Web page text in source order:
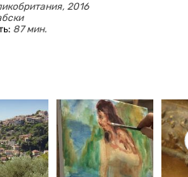
2016
87 мин.